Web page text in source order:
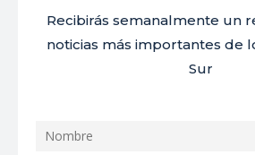
Recibirás semanalmente un
noticias más importantes de
Sur